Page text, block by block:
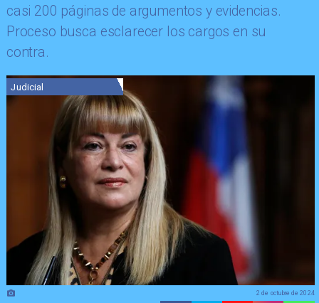
casi 200 páginas de argumentos y evidencias.
Proceso busca esclarecer los cargos en su
contra.
Judicial
2 de octubre de 2024